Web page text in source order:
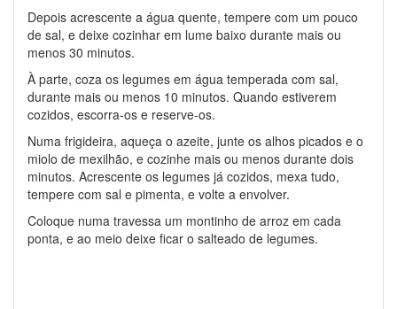
Depois acrescente a água quente, tempere com um pouco
de sal, e deixe cozinhar em lume baixo durante mais ou
menos 30 minutos.
À parte, coza os legumes em água temperada com sal,
durante mais ou menos 10 minutos. Quando estiverem
cozidos, escorra-os e reserve-os.
Numa frigideira, aqueça o azeite, junte os alhos picados e o
miolo de mexilhão, e cozinhe mais ou menos durante dois
minutos. Acrescente os legumes já cozidos, mexa tudo,
tempere com sal e pimenta, e volte a envolver.
Coloque numa travessa um montinho de arroz em cada
ponta, e ao meio deixe ficar o salteado de legumes.